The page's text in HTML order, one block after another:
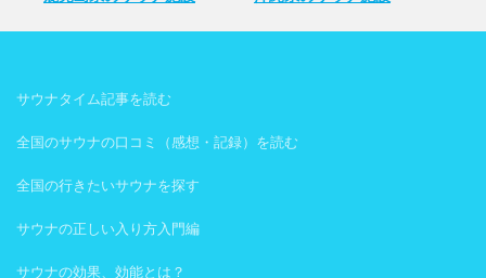
サウナタイム記事を読む
全国のサウナの口コミ（感想・記録）を読む
全国の行きたいサウナを探す
サウナの正しい入り方入門編
サウナの効果、効能とは？